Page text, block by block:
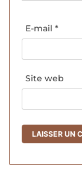
E-mail *
Site web